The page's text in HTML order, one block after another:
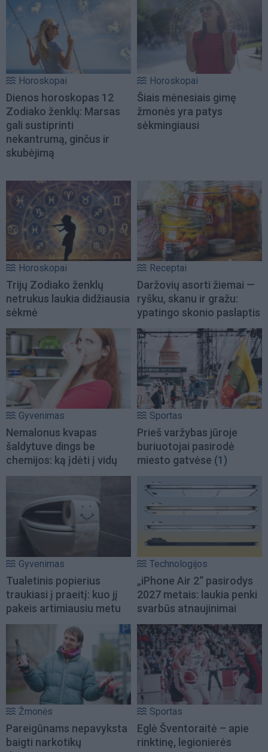
Horoskopai
Dienos horoskopas 12
Zodiako ženklų: Marsas
gali sustiprinti
nekantrumą, ginčus ir
skubėjimą
Horoskopai
Šiais mėnesiais gimę
žmonės yra patys
sėkmingiausi
Horoskopai
Trijų Zodiako ženklų
netrukus laukia didžiausia
sėkmė
Receptai
Daržovių asorti žiemai —
ryšku, skanu ir gražu:
ypatingo skonio paslaptis
Gyvenimas
Nemalonus kvapas
šaldytuve dings be
chemijos: ką įdėti į vidų
Sportas
Prieš varžybas jūroje
buriuotojai pasirodė
miesto gatvėse (1)
Gyvenimas
Tualetinis popierius
traukiasi į praeitį: kuo jį
pakeis artimiausiu metu
Technologijos
„iPhone Air 2“ pasirodys
2027 metais: laukia penki
svarbūs atnaujinimai
Žmonės
Pareigūnams nepavyksta
baigti narkotikų
Sportas
Eglė Šventoraitė – apie
rinktinę, legionierės